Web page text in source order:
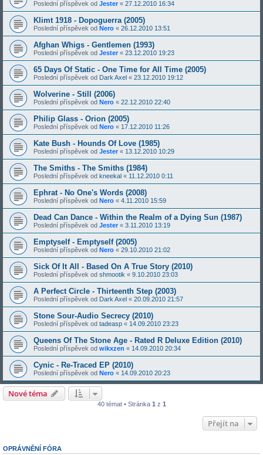
Poslední příspěvek od Jester« 27.12.2010 16:34
Klimt 1918 - Dopoguerra (2005)
Poslední příspěvek od Nero « 26.12.2010 13:51
Afghan Whigs - Gentlemen (1993)
Poslední příspěvek od Jester« 23.12.2010 19:23
65 Days Of Static - One Time for All Time (2005)
Poslední příspěvek od Dark Axel « 23.12.2010 19:12
Wolverine - Still (2006)
Poslední příspěvek od Nero « 22.12.2010 22:40
Philip Glass - Orion (2005)
Poslední příspěvek od Nero « 17.12.2010 11:26
Kate Bush - Hounds Of Love (1985)
Poslední příspěvek od Jester« 13.12.2010 10:29
The Smiths - The Smiths (1984)
Poslední příspěvek od kneekal « 11.12.2010 0:11
Ephrat - No One's Words (2008)
Poslední příspěvek od Nero « 4.11.2010 15:59
Dead Can Dance - Within the Realm of a Dying Sun (1987)
Poslední příspěvek od Jester« 3.11.2010 13:19
Emptyself - Emptyself (2005)
Poslední příspěvek od Nero « 29.10.2010 21:02
Sick Of It All - Based On A True Story (2010)
Poslední příspěvek od shmootik « 9.10.2010 23:03
A Perfect Circle - Thirteenth Step (2003)
Poslední příspěvek od Dark Axel « 20.09.2010 21:57
Stone Sour-Audio Secrecy (2010)
Poslední příspěvek od tadeasp « 14.09.2010 23:23
Queens Of The Stone Age - Rated R Deluxe Edition (2010)
Poslední příspěvek od wikxzen « 14.09.2010 20:34
Cynic - Re-Traced EP (2010)
Poslední příspěvek od Nero « 14.09.2010 20:23
Nové téma
40 témat • Stránka 1 z 1
Přejít na
OPRÁVNĚNÍ FÓRA